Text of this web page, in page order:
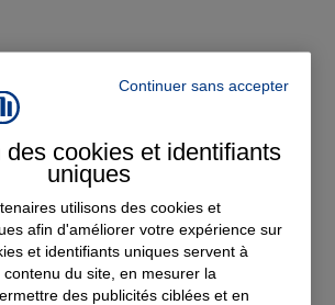
l'agence
Continuer sans accepter
des cookies et identifiants
uniques
utilisons des cookies et
afin d'améliorer votre expérience sur
et identifiants uniques servent à
du site, en mesurer la
des publicités ciblées et en